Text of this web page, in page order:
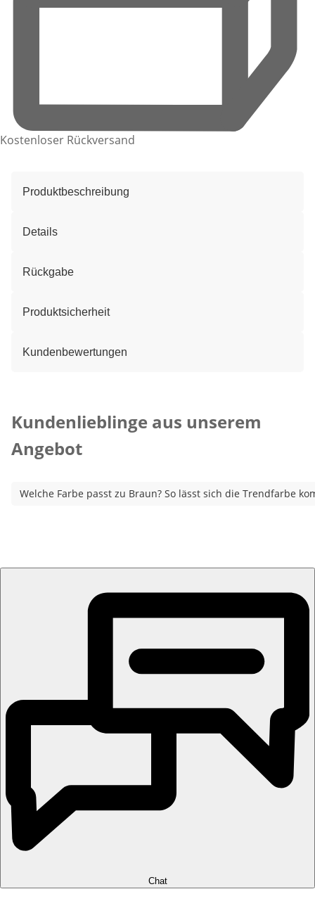
Kostenloser Rückversand
Produktbeschreibung
Details
Rückgabe
Produktsicherheit
Kundenbewertungen
Kundenlieblinge aus unserem
Angebot
Welche Farbe passt zu Braun? So lässt sich die Trendfarbe
Chat